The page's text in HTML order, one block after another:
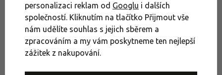
Móda a cestování Oblečení do města
Výprodej bundy a vesty
Oblečení na turistiku a cestování
personalizaci reklam od Googlu i dalších
společností. Kliknutím na tlačítko Přijmout vše
nám udělíte souhlas s jejich sběrem a
zpracováním a my vám poskytneme ten nejlepší
zážitek z nakupování.